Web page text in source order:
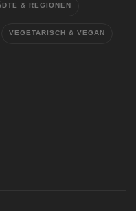
& REGIONEN
VEGETARISCH & VEGAN